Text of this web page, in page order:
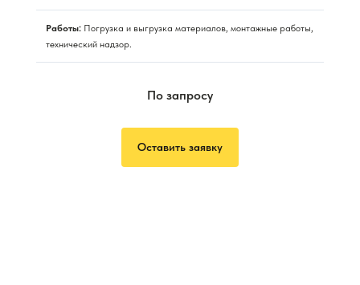
Работы: Погрузка и выгрузка материалов, монтажные работы,
технический надзор.
По запросу
Оставить заявку